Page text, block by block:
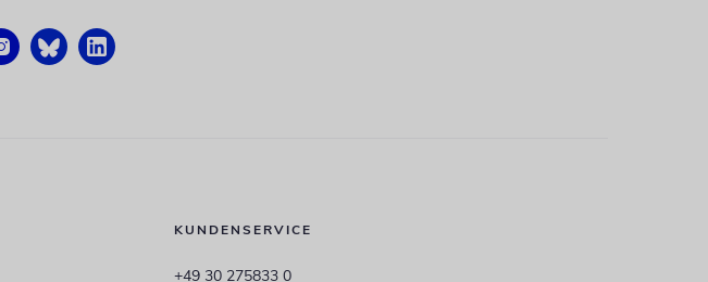
KUNDENSERVICE
+49 30 275833 0